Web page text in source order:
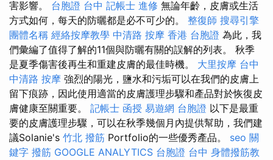
害影響。 台胞證 台中 記帳士 進修 無論年齡，皮膚或生活
方式如何，每天的防曬都是必不可少的。 整復師 搜尋引擎
團體名稱 經絡按摩教學 中清路 按摩 香港 台胞證 為此，我
們彙編了值得了解的11個與防曬有關的誤解的列表。 秋季
是夏季傷害後再生和重建皮膚的最佳時機。 大里按摩 台中
中清路 按摩 強烈的陽光，鹽水和污垢可以在我們的皮膚上
留下痕跡，因此使用適當的皮​​膚護理步驟和產品對於恢復皮
膚健康至關重要。 記帳士 函授 易遊網 台胞證 以下是最重
要的皮膚護理步驟，可以在秋季幾個月內提供幫助，我們建
議Solanie's 竹北 撥筋 Portfolio的一些優秀產品。 seo 關
鍵字 撥筋 GOOGLE ANALYTICS 台胞證 台中 身體撥筋教